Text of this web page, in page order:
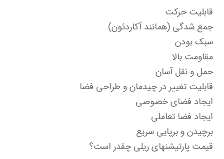
قابلیت حرکت
جمع شدگی (همانند آکاردئون)
سبک بودن
مقاومت بالا
حمل و نقل آسان
قابلیت تغییر در چیدمان و طراحی فضا
ایجاد فضای خصوصی
ایجاد فضا تعاملی
برچیدن و برپایی سریع
قیمت پارتیشن‎های ریلی چقدر است؟